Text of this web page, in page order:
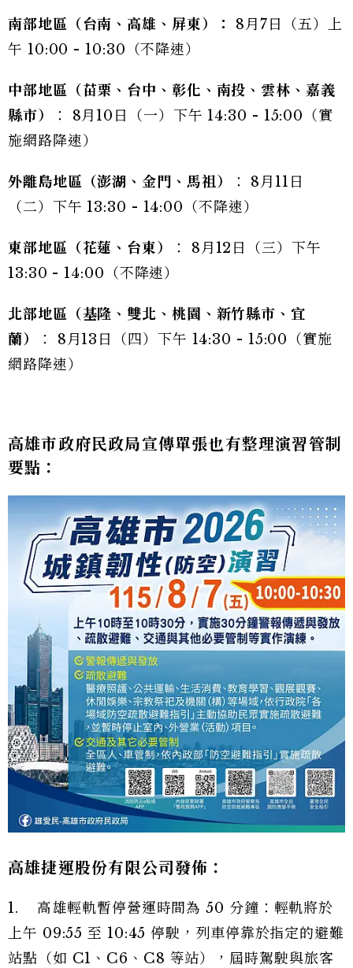
南部地區（台南、高雄、屏東）： 8月7日（五）上
午 10:00 - 10:30（不降速）
中部地區（苗栗、台中、彰化、南投、雲林、嘉義
縣市）
： 8月10日（一）下午 14:30 - 15:00（實
施網路降速）
外離島地區（澎湖、金門、馬祖）
： 8月11日
（二）下午 13:30 - 14:00（不降速）
東部地區（花蓮、台東）
： 8月12日（三）下午
13:30 - 14:00（不降速）
北部地區（基隆、雙北、桃園、新竹縣市、宜
蘭）
： 8月13日（四）下午 14:30 - 15:00（實施
網路降速）
高雄市政府民政局宣傳單張也有整理演習管制
要點：
高雄捷運股份有限公司發佈：
1. 高雄輕軌暫停營運時間為 50 分鐘：輕軌將於
上午 09:55 至 10:45 停駛，列車停靠於指定的避難
站點（如 C1、C6、C8 等站），屆時駕駛與旅客